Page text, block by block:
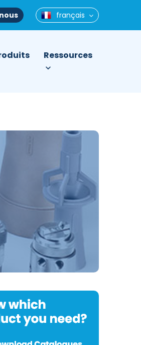
français
Ressources